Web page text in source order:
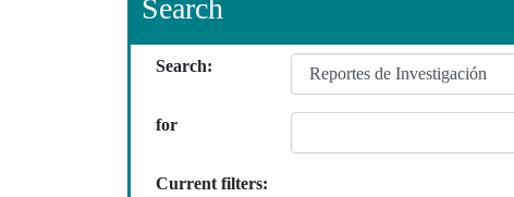
Search
Search:
for
Current filters: